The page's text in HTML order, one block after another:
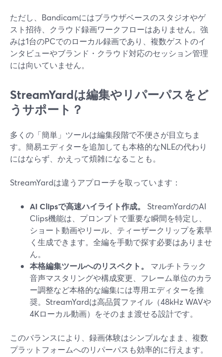
ただし、Bandicamにはブラウザベースのスタジオやゲ
スト招待、クラウド録画ワークフローはありません。強
みは1台のPCでのローカル録画であり、複数ゲストのイ
ンタビューやブランド・クラウド対応のセッション管理
には向いていません。
StreamYardは編集やリパーパスをど
うサポート？
多くの「簡単」ツールは編集段階で不便さが目立ちま
す。簡易エディターを追加しても本格的なNLEの代わり
にはならず、かえって煩雑になることも。
StreamYardは違うアプローチを取っています：
AI Clipsで高速ハイライト作成。
StreamYardのAI
Clips機能は、プロンプトで重要な瞬間を特定し、
ショート動画やリール、ティーザークリップを素早
く生成できます。全編を手動で探す必要はありませ
ん。
本格編集ツールへのリスペクト。
マルチトラック
音声マスタリングや構成変更、フレーム単位のカラ
ー調整など本格的な編集には専用エディターを推
奨。StreamYardは高品質ファイル（48kHz WAVや
4Kローカル動画）をそのまま渡せる設計です。
このバランスにより、録画体験はシンプルなまま、複数
プラットフォームへのリパーパスも効率的に行えます。